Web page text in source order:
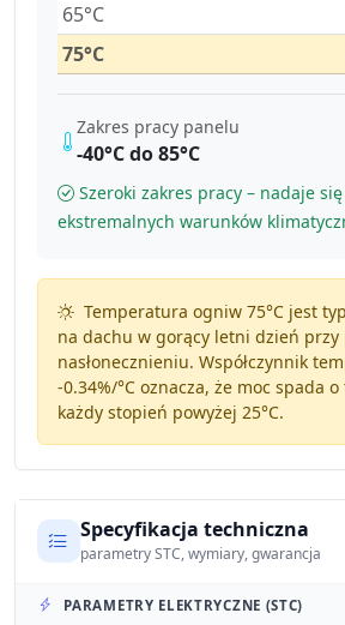
65°C
75°C
Zakres pracy panelu
-40°C do 85°C
Szeroki zakres pracy – nadaje
ekstremalnych warunków
Temperatura ogniw 75°C jest
na dachu w gorący letni dzień przy
nasłonecznieniu. Współczynnik
-0.34%/°Coznacza, że moc spada
każdy stopień powyżej 25°C.
Specyfikacja techniczna
parametry STC, wymiary, gwarancja
PARAMETRY ELEKTRYCZNE (STC)